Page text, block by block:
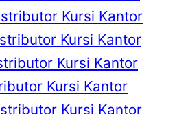
Kursi Kantor
Kursi Kantor
Kursi Kantor
Kursi Kantor
Kursi Kantor